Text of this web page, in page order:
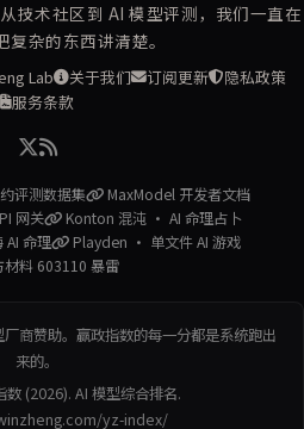
技术社区到 AI 模型评测，我们一直在
复杂的东西讲清楚。
Lab 关于我们 订阅更新
隐私政策
服务条款
评测数据集
MaxModel 开发者文档
网关
Konton 混沌 · AI 命理占卜
命理
Playden · 单文件 AI 游戏
材料 603110 暴雷
商赞助。赢政指数的每一分都是系统跑出
来的。
数 (2026). AI 模型综合排名.
yz-index/